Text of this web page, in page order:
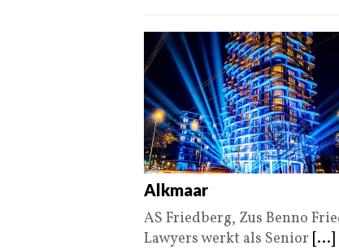
Alkmaar
AS Friedberg, Zus Benno
Lawyers werkt als Senior [...]